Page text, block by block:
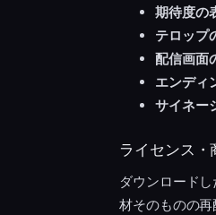
期待度の
テロップ
配信画面
エンディ
サイネー
ライセンス・
ダウンロード
材そのものの